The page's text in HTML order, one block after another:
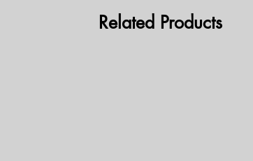
Related Products